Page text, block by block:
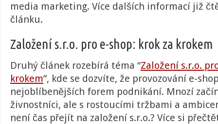
media marketing. Více dalších informací již
článku.
Založení s.r.o. pro e-shop: krok za krokem
Druhý článek rozebírá téma “Založení s.r.o.
krokem”, kde se dozvíte, že provozování e-
nejoblíbenějších forem podnikání. Mnozí
živnostníci, ale s rostoucími tržbami a
není čas přejít na založení s.r.o.? Více si